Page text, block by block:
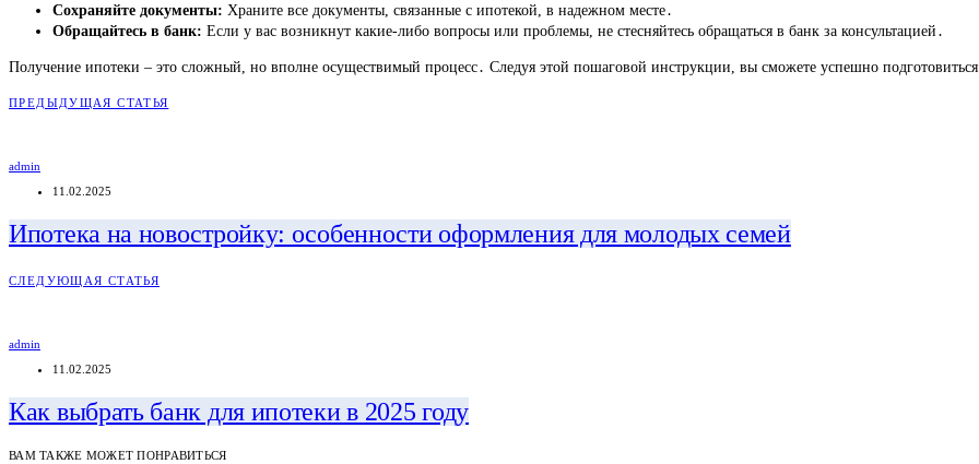
Сохраняйте документы: Храните все документы, связанные с ипотекой, в надежном месте․
Обращайтесь в банк: Если у вас возникнут какие-либо вопросы или проблемы, не стесняйтесь обращаться в банк за консультацией․
Получение ипотеки – это сложный, но вполне осуществимый процесс․ Следуя этой пошаговой инструкции, вы сможете успешно
ПРЕДЫДУЩАЯ СТАТЬЯ
admin
11.02.2025
Ипотека на новостройку: особенности оформления для молодых семей
СЛЕДУЮЩАЯ СТАТЬЯ
admin
11.02.2025
Как выбрать банк для ипотеки в 2025 году
ВАМ ТАКЖЕ МОЖЕТ ПОНРАВИТЬСЯ